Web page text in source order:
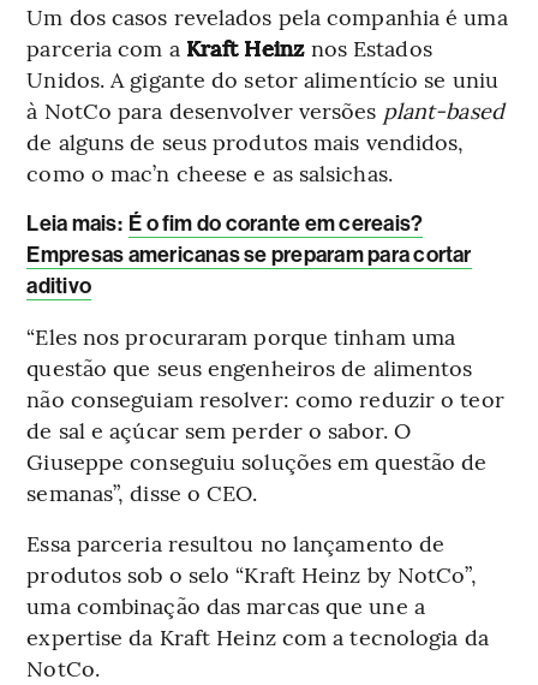
Um dos casos revelados pela companhia é uma
parceria com a Kraft Heinznos Estados
Unidos. A gigante do setor alimentício se uniu
à NotCo para desenvolver versões plant-based
de alguns de seus produtos mais vendidos,
como o mac’n cheese e as salsichas.
Leia mais: É o fim do corante em cereais?
Empresas americanas se preparam para cortar
aditivo
“Eles nos procuraram porque tinham uma
questão que seus engenheiros de alimentos
não conseguiam resolver: como reduzir o teor
de sal e açúcar sem perder o sabor. O
Giuseppe conseguiu soluções em questão de
semanas”, disse o CEO.
Essa parceria resultou no lançamento de
produtos sob o selo “Kraft Heinz by NotCo”,
uma combinação das marcas que une a
expertise da Kraft Heinz com a tecnologia da
NotCo.